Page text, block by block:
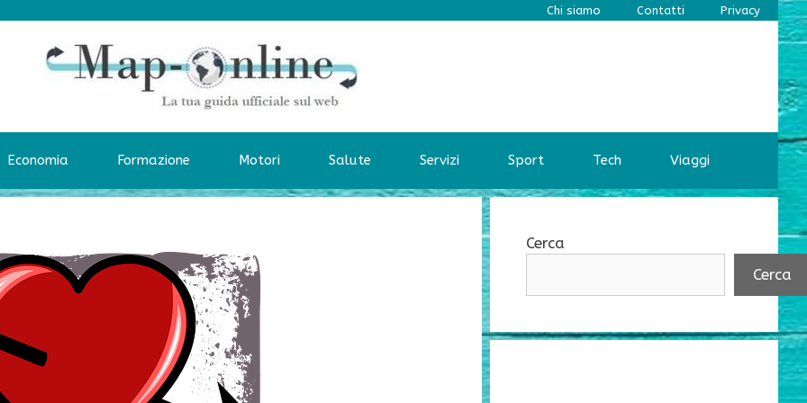
Chi siamo Contatti Privacy
Economia Formazione Motori Salute Servizi Sport Tech Viaggi
Cerca
Cerca